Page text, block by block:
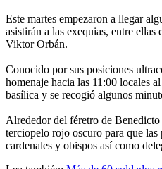
Este martes empezaron a llegar
asistirán a las exequias, entre
Viktor Orbán.
Conocido por sus posiciones
homenaje hacia las 11:00 locales
basílica y se recogió algunos
Alrededor del féretro de
terciopelo rojo oscuro para que las
cardenales y obispos así como